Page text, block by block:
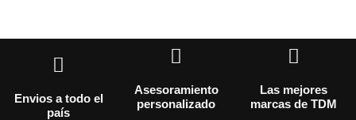
Envios a todo el
país
Asesoramiento
personalizado
Las mejores
marcas de TDM